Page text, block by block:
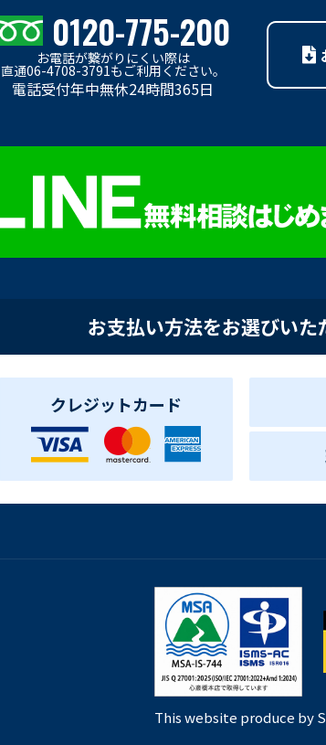
0120-775-200
お電話が繋がりにくい際は
直通06-4708-3791もご利用ください。
電話受付年中無休24時間365日
お支払い方法をお選びいた
クレジットカード
This website produce by